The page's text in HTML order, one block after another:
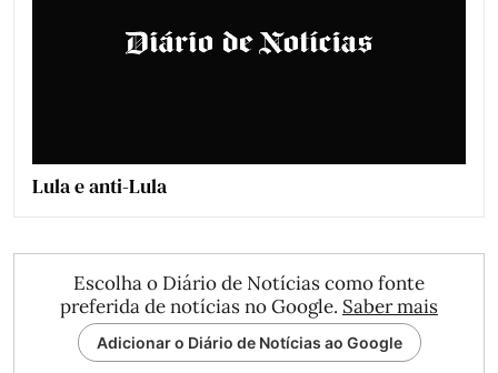
Lula e anti-Lula
Escolha o Diário de Notícias como fonte
preferida de notícias no Google. Saber mais
Adicionar o Diário de Notícias ao Google